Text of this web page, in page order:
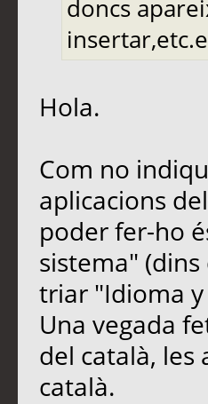
doncs
Hola.
Com no
aplicacions
poder fer-ho
sistema" (dins
triar "Idioma
Una vegada
del català, les
català.